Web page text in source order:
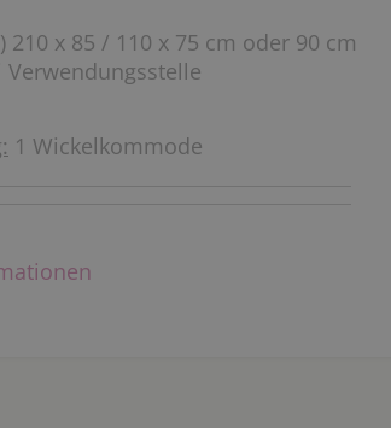
210 x 85 / 110 x 75 cm oder 90 cm
Verwendungsstelle
1 Wickelkommode